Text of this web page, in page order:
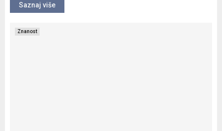
Saznaj više
Znanost